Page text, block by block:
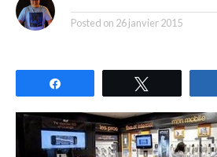
Posted on 26 janvier 2015